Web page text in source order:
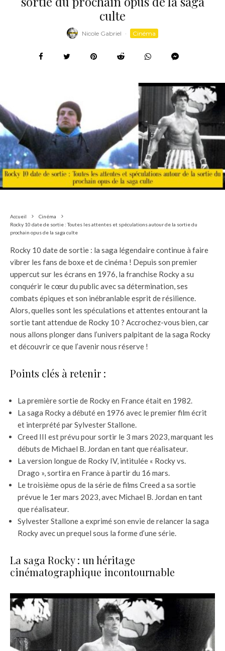
culte
Nicole Gabriel · Cinéma
Accueil
Cinéma
Rocky 10 date de sortie : Toutes les attentes et spéculations autour de la sortie du
prochain opus de la saga culte
Rocky 10 date de sortie : la saga légendaire continue à faire
vibrer les fans de boxe et de cinéma ! Depuis son premier
uppercut sur les écrans en 1976, la franchise Rocky a su
conquérir le cœur du public avec sa détermination, ses
combats épiques et son inébranlable esprit de résilience.
Alors, quelles sont les spéculations et attentes entourant la
sortie tant attendue de Rocky 10 ? Accrochez-vous bien, car
nous allons plonger dans l’univers palpitant de la saga Rocky
et découvrir ce que l’avenir nous réserve !
Points clés à retenir :
La première sortie de Rocky en France était en 1982.
La saga Rocky a débuté en 1976 avec le premier film écrit
et interprété par Sylvester Stallone.
Creed III est prévu pour sortir le 3 mars 2023, marquant les
débuts de Michael B. Jordan en tant que réalisateur.
La version longue de Rocky IV, intitulée « Rocky vs.
Drago », sortira en France à partir du 16 mars.
Le troisième opus de la série de films Creed a sa sortie
prévue le 1er mars 2023, avec Michael B. Jordan en tant
que réalisateur.
Sylvester Stallone a exprimé son envie de relancer la saga
Rocky avec un prequel sous la forme d’une série.
La saga Rocky : un héritage
cinématographique incontournable